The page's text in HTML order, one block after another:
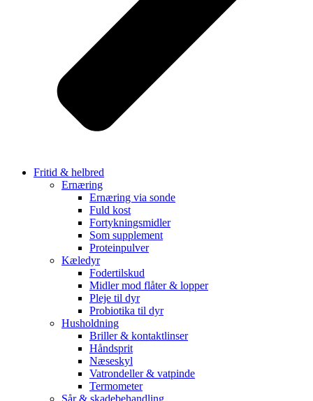
Fritid & helbred
Ernæring
Ernæring via sonde
Fuld kost
Fortykningsmidler
Som supplement
Proteinpulver
Kæledyr
Fodertilskud
Midler mod flåter & lopper
Pleje til dyr
Probiotika til dyr
Husholdning
Briller & kontaktlinser
Håndsprit
Næseskyl
Vatrondeller & vatpinde
Termometer
Sår & skadebehandling